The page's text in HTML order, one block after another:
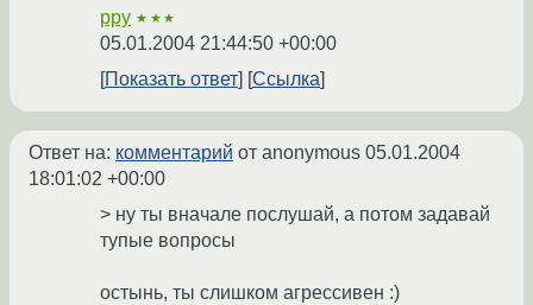
ppy ★★★
05.01.2004 21:44:50 +00:00
Показать ответ
Ссылка
Ответ на: комментарий от anonymous 05.01.2004
18:01:02 +00:00
> ну ты вначале послушай, а потом задавай
тупые вопросы
остынь, ты слишком агрессивен :)